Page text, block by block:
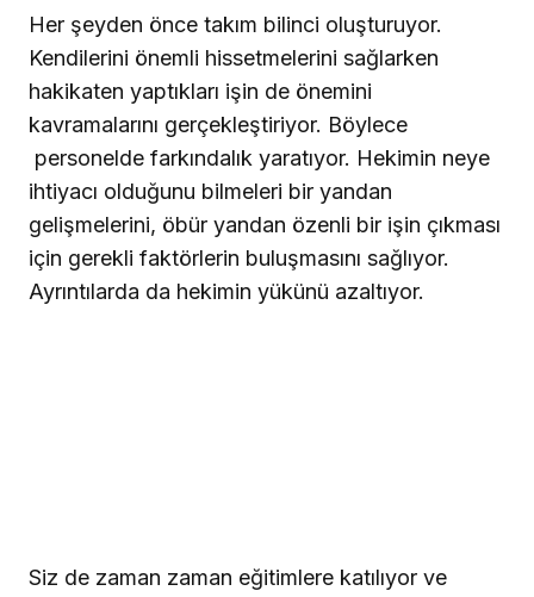
Her şeyden önce takım bilinci oluşturuyor.
Kendilerini önemli hissetmelerini sağlarken
hakikaten yaptıkları işin de önemini
kavramalarını gerçekleştiriyor. Böylece
personelde farkındalık yaratıyor. Hekimin neye
ihtiyacı olduğunu bilmeleri bir yandan
gelişmelerini, öbür yandan özenli bir işin çıkması
için gerekli faktörlerin buluşmasını sağlıyor.
Ayrıntılarda da hekimin yükünü azaltıyor.
Siz de zaman zaman eğitimlere katılıyor ve